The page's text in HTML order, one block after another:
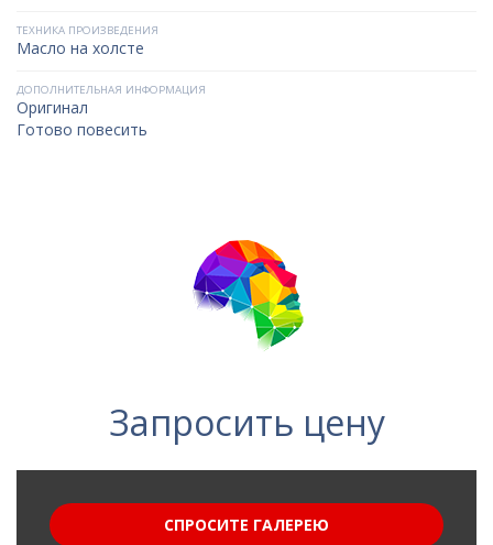
ТЕХНИКА ПРОИЗВЕДЕНИЯ
Масло на холсте
ДОПОЛНИТЕЛЬНАЯ ИНФОРМАЦИЯ
Оригинал
Готово повесить
Запросить цену
СПРОСИТЕ ГАЛЕРЕЮ